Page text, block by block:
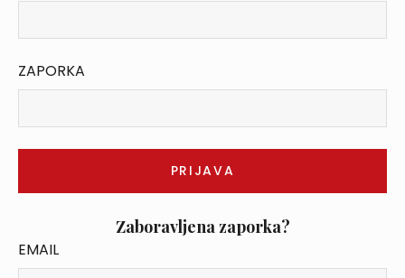
ZAPORKA
Zaboravljena zaporka?
EMAIL